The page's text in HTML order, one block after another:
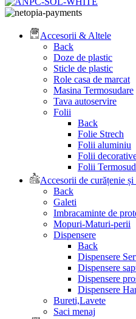
Accesorii & Altele
Back
Doze de plastic
Sticle de plastic
Role casa de marcat
Masina Termosudare
Tava autoservire
Folii
Back
Folie Strech
Folii aluminiu
Folii
Folii
Accesorii de curățenie și
Back
Galeti
Imbracaminte de
Mopuri-Maturi-perii
Dispensere
Back
Dispensere
Dispensere
Dispensere
Dispensere
Bureti,Lavete
Saci menaj